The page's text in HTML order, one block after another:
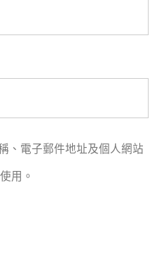
、電子郵件地址及個人網站
用。